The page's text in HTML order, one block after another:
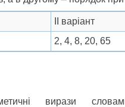
ІІ варіант
2, 4, 8, 20, 65
вирази